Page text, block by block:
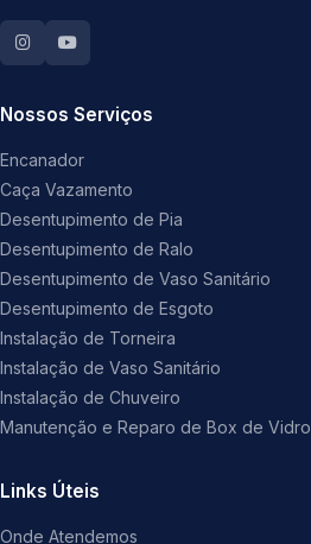
Nossos Serviços
Encanador
Caça Vazamento
Desentupimento de Pia
Desentupimento de Ralo
Desentupimento de Vaso Sanitário
Desentupimento de Esgoto
Instalação de Torneira
Instalação de Vaso Sanitário
Instalação de Chuveiro
Manutenção e Reparo de Box de Vidro
Links Úteis
Onde Atendemos